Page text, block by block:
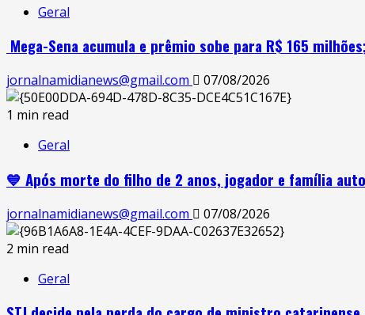
Geral
Mega-Sena acumula e prêmio sobe para R$ 165
jornalnamidianews@gmail.com
07/08/2026
1 min read
Geral
💙 Após morte do filho de 2 anos, jogador e família
jornalnamidianews@gmail.com
07/08/2026
2 min read
Geral